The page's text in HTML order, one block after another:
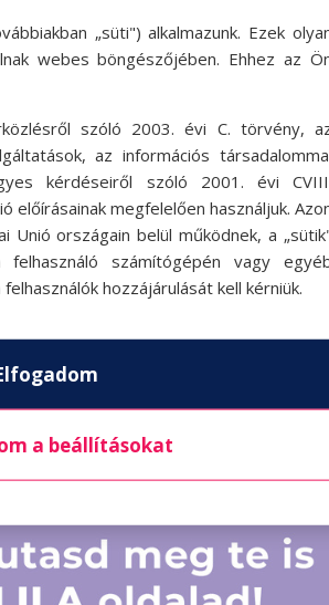
„süti") alkalmazunk. Ezek
webes böngészőjében. Ehhez az
szóló 2003. évi C. törvény,
az információs
kérdéseiről szóló 2001. évi
előírásainak megfelelően használjuk.
Unió országain belül működnek, a
számítógépén vagy
hozzájárulását kell kérniük.
a beállításokat